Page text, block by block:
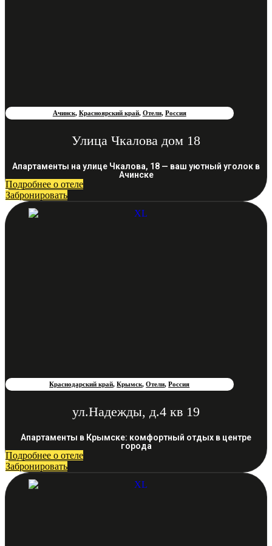
Ачинск, Красноярский край, Отели, Россия
Улица Чкалова дом 18
Апартаменты на улице Чкалова, 18 — ваш уютный уголок в
Ачинске
Подробнее о отеле
Забронировать
Краснодарский край,Крымск,Отели,Россия
ул.Надежды, д.4 кв 19
Апартаменты в Крымске: комфортный отдых в центре
города
Подробнее о отеле
Забронировать